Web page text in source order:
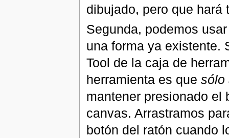
dibujado, pero que hará
Segunda, podemos
una forma ya existente.
Tool de la caja de
herramienta es que sólo
mantener presionado el
canvas. Arrastramos
botón del ratón cuando